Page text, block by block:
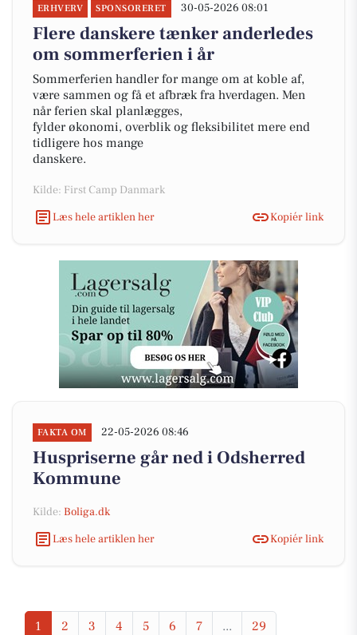
ERHVERV SPONSORERET 30-05-2026 08:01
Flere danskere tænker anderledes
om sommerferien i år
Sommerferien handler for mange om at koble af,
være sammen og få et afbræk fra hverdagen. Men
når ferien skal planlægges,
fylder økonomi, overblik og fleksibilitet mere end
tidligere hos mange
danskere.
Kilde: First Camp Danmark
Læs hele artiklen her
Kopiér link
FAKTA OM 22-05-2026 08:46
Huspriserne går ned i Odsherred
Kommune
Kilde: Boliga.dk
Læs hele artiklen her
Kopiér link
1 2 3 4 5 6 7 ... 29